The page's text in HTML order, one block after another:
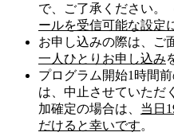
で、ご了承ください。
ールを受信可能な設定
お申し込みの際は、ご
一人ひとりお申し込み
プログラム開始1時間
は、中止させていただ
加確定の場合は、 当日
だけると幸いです。